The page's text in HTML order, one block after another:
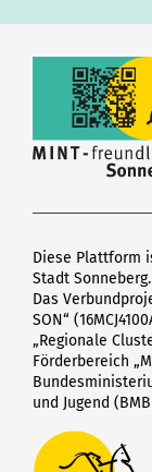
Diese Plattform
Stadt Sonneberg.
Das
SON“
„Regionale
Förderbereich
und Jugend